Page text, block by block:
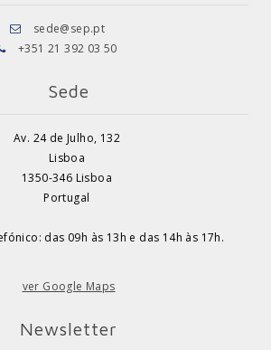
sede@sep.pt
+351 21 392 03 50
Sede
Av. 24 de Julho, 132
Lisboa
1350-346 Lisboa
Portugal
das 09h às 13h e das 14h às 17h.
ver Google Maps
Newsletter